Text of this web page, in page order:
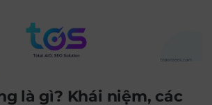
là gì? Khái niệm, các